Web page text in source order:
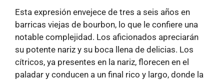
Esta expresión envejece de tres a seis años en
barricas viejas de bourbon, lo que le confiere una
notable complejidad. Los aficionados apreciarán
su potente nariz y su boca llena de delicias. Los
cítricos, ya presentes en la nariz, florecen en el
paladar y conducen a un final rico y largo, donde la